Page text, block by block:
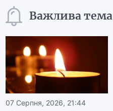
Важлива тема
07 Серпня, 2026, 21:44